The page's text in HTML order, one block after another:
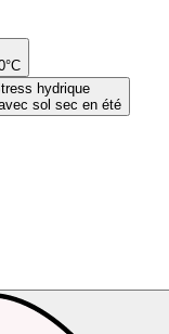
hydrique
sol sec en été